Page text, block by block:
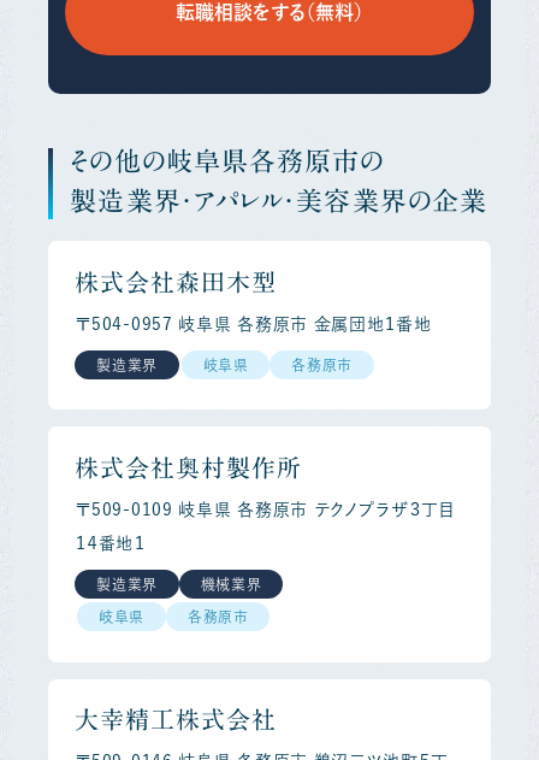
転職相談をする（無料）
その他の岐阜県各務原市の
製造業界・アパレル・美容業界の企業
株式会社森田木型
〒504-0957 岐阜県 各務原市 金属団地１番地
製造業界 岐阜県 各務原市
株式会社奥村製作所
〒509-0109 岐阜県 各務原市 テクノプラザ３丁目
１４番地１
製造業界 機械業界
岐阜県 各務原市
大幸精工株式会社